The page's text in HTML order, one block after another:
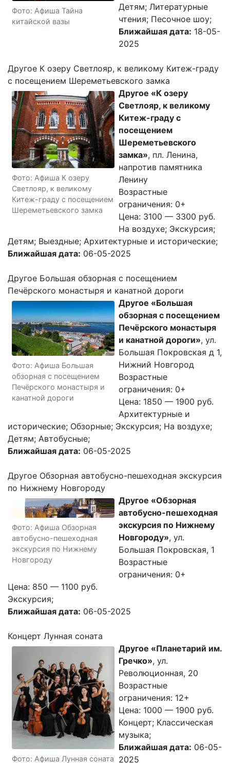
Фото: Афиша Тайна
китайской вазы
Детям; Литературные
чтения; Песочное шоу;
Ближайшая дата: 18-05-
2025
Другое К озеру Светлояр, к великому Китеж-граду
с посещением Шереметьевского замка
Фото: Афиша К озеру
Светлояр, к великому
Китеж-граду с посещением
Шереметьевского замка
Другое «К озеру
Светлояр, к великому
Китеж-граду с
посещением
Шереметьевского
замка», пл. Ленина,
напротив памятника
Ленину
Возрастные
ограничения: 0+
Цена: 3100 — 3300 руб.
На воздухе; Экскурсия;
Детям; Выездные; Архитектурные и исторические;
Ближайшая дата: 06-05-2025
Другое Большая обзорная с посещением
Печёрского монастыря и канатной дороги
Фото: Афиша Большая
обзорная с посещением
Печёрского монастыря и
канатной дороги
Другое «Большая
обзорная с посещением
Печёрского монастыря
и канатной дороги», ул.
Большая Покровская д 1,
Нижний Новгород
Возрастные
ограничения: 0+
Цена: 1850 — 1900 руб.
Архитектурные и
исторические; Обзорные; Экскурсия; На воздухе;
Детям; Автобусные;
Ближайшая дата: 06-05-2025
Другое Обзорная автобусно-пешеходная экскурсия
по Нижнему Новгороду
Фото: Афиша Обзорная
автобусно-пешеходная
экскурсия по Нижнему
Новгороду
Другое «Обзорная
автобусно-пешеходная
экскурсия по Нижнему
Новгороду», ул.
Большая Покровская, 1
Возрастные
ограничения: 0+
Цена: 850 — 1100 руб.
Экскурсия;
Ближайшая дата: 06-05-2025
Концерт Лунная соната
Фото: Афиша Лунная соната
Другое «Планетарий им.
Гречко», ул.
Революционная, 20
Возрастные
ограничения: 12+
Цена: 1000 — 1900 руб.
Концерт; Классическая
музыка;
Ближайшая дата: 06-05-
2025